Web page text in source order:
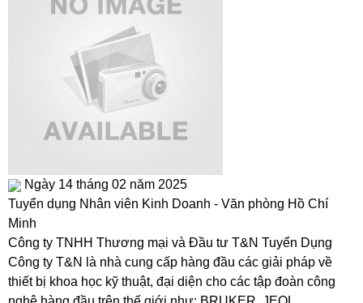
Ngày 14 tháng 02 năm 2025
Tuyển dụng Nhân viên Kinh Doanh - Văn phòng Hồ Chí
Minh
Công ty TNHH Thương mại và Đầu tư T&N Tuyển Dụng
Công ty T&N là nhà cung cấp hàng đầu các giải pháp về
thiết bị khoa học kỹ thuật, đại diện cho các tập đoàn công